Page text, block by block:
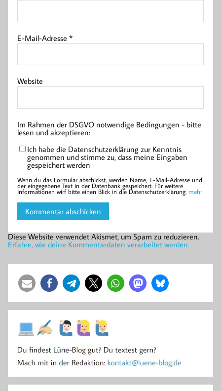
E-Mail-Adresse*
Website
Im Rahmen der DSGVO notwendige Bedingungen - bitte
lesen und akzeptieren:
Ich habe die Datenschutzerklärung zur Kenntnis
genommen und stimme zu, dass meine Eingaben
gespeichert werden
Wenn du das Formular abschickst, werden Name, E-Mail-Adresse und
der eingegebene Text in der Datenbank gespeichert. Für weitere
Informationen wirf bitte einen Blick in die Datenschutzerklärung: mehr
Diese Website verwendet Akismet, um Spam zu reduzieren.
Erfahre, wie deine Kommentardaten verarbeitet werden.